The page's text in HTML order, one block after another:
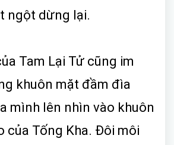
ngột dừng lại.
Tam Lại Tử cũng im
khuôn mặt đầm đìa
mình lên nhìn vào khuôn
của Tống Kha. Đôi môi